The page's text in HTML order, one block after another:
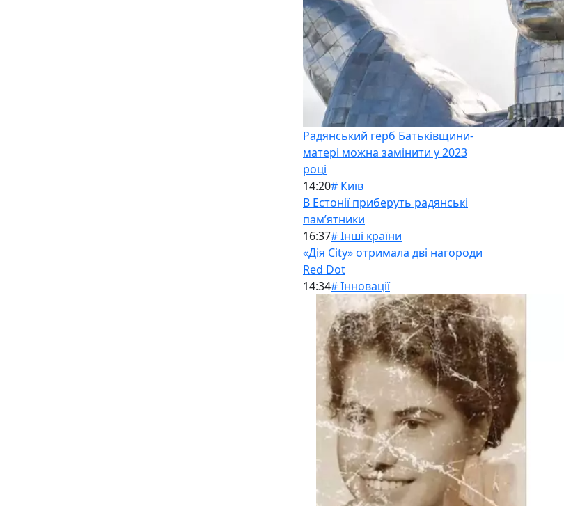
Радянський герб Батьківщини-
матері можна замінити у 2023
році
14:20# Київ
В Естонії приберуть радянські
памʼятники
16:37# Інші країни
«Дія City» отримала дві нагороди
Red Dot
14:34# Інновації